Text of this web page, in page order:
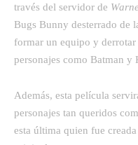
través del servidor de
Bugs Bunny desterrado de
formar un equipo y
personajes como Batman y
Además, esta película
personajes tan queridos
esta última quien fue